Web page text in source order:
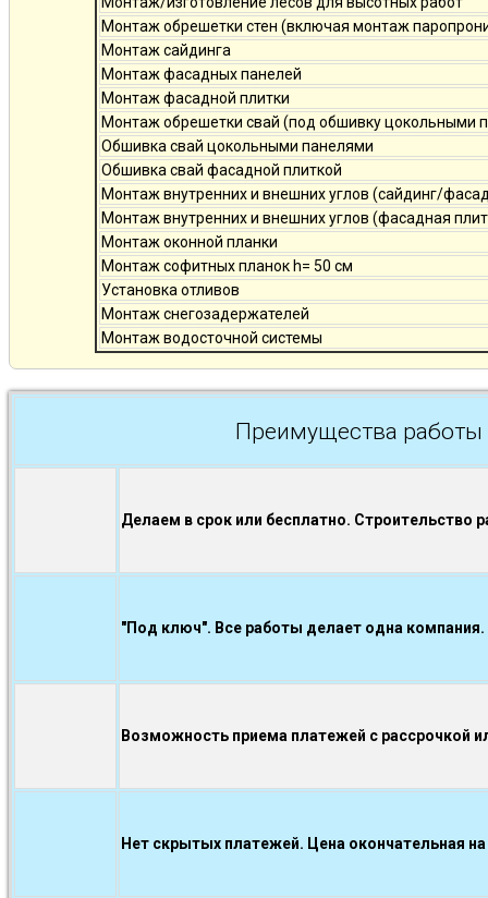
Монтаж обрешетки стен (включая монтаж
Монтаж сайдинга
Монтаж фасадных панелей
Монтаж фасадной плитки
Монтаж обрешетки свай (под обшивку цокольными
Обшивка свай цокольными панелями
Обшивка свай фасадной плиткой
Монтаж внутренних и внешних углов (сайдинг/
Монтаж внутренних и внешних углов (фасадная
Монтаж оконной планки
Монтаж софитных планок h= 50 см
Установка отливов
Монтаж снегозадержателей
Монтаж водосточной системы
Преимущества
Делаем в срок или бесплатно. Строительство
"Под ключ". Все работы делает одна компания.
Возможность приема платежей с рассрочкой
Нет скрытых платежей. Цена окончательная